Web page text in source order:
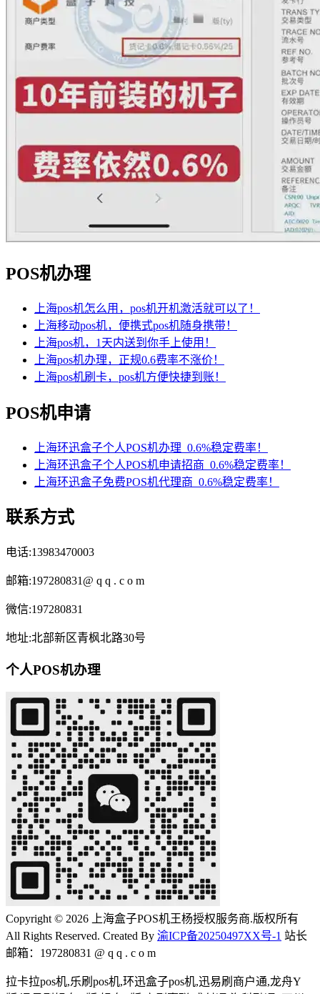
POS机办理
上海pos机怎么用，pos机开机激活就可以了！
上海移动pos机，便携式pos机随身携带！
上海pos机，1天内送到你手上使用！
上海pos机办理，正规0.6费率不涨价！
上海pos机刷卡，pos机方便快捷到账！
POS机申请
上海环迅盒子个人POS机办理_0.6%稳定费率！
上海环迅盒子个人POS机申请招商_0.6%稳定费率！
上海环迅盒子免费POS机代理商_0.6%稳定费率！
联系方式
电话:13983470003
邮箱:197280831@ q q . c o m
微信:197280831
地址:北部新区青枫北路30号
个人POS机办理
Copyright © 2026 上海盒子POS机王杨授权服务商.版权所有
All Rights Reserved. Created By 渝ICP备20250497XX号-1 站长
邮箱：197280831 @ q q . c o m
拉卡拉pos机,乐刷pos机,环迅盒子pos机,迅易刷商户通,龙舟Y